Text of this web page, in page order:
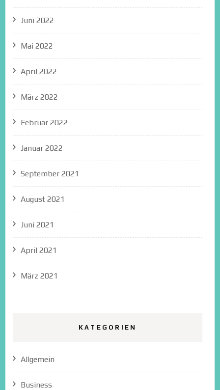
Juni 2022
Mai 2022
April 2022
März 2022
Februar 2022
Januar 2022
September 2021
August 2021
Juni 2021
April 2021
März 2021
KATEGORIEN
Allgemein
Business